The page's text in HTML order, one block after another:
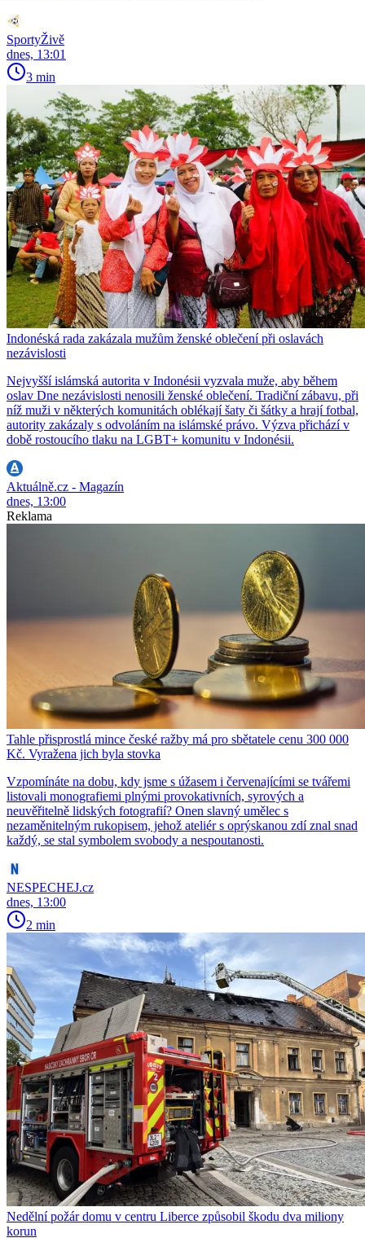
SportyŽivě
dnes, 13:01
3 min
Indonéská rada zakázala mužům ženské oblečení při oslavách
nezávislosti
Nejvyšší islámská autorita v Indonésii vyzvala muže, aby během
oslav Dne nezávislosti nenosili ženské oblečení. Tradiční zábavu, při
níž muži v některých komunitách oblékají šaty či šátky a hrají fotbal,
autority zakázaly s odvoláním na islámské právo. Výzva přichází v
době rostoucího tlaku na LGBT+ komunitu v Indonésii.
Aktuálně.cz - Magazín
dnes, 13:00
Reklama
Tahle přisprostlá mince české ražby má pro sbětatele cenu 300 000
Kč. Vyražena jich byla stovka
Vzpomínáte na dobu, kdy jsme s úžasem i červenajícími se tvářemi
listovali monografiemi plnými provokativních, syrových a
neuvěřitelně lidských fotografií? Onen slavný umělec s
nezaměnitelným rukopisem, jehož ateliér s oprýskanou zdí znal snad
každý, se stal symbolem svobody a nespoutanosti.
NESPECHEJ.cz
dnes, 13:00
2 min
Nedělní požár domu v centru Liberce způsobil škodu dva miliony
korun